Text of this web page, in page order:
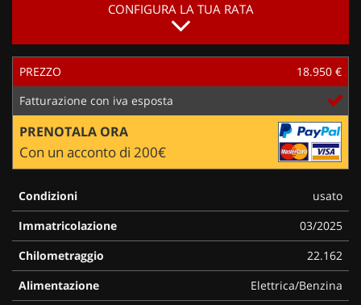
CONFIGURA LA TUA RATA
PREZZO
18.950 €
Fatturazione con iva esposta
PRENOTALA ORA
Con un acconto di 200€
Condizioni
usato
Immatricolazione
03/2025
Chilometraggio
22.162
Alimentazione
Elettrica/Benzina